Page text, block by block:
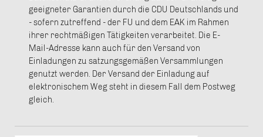
geeigneter Garantien durch die CDU Deutschlands und
- sofern zutreffend - der FU und dem EAK im Rahmen
ihrer rechtmäßigen Tätigkeiten verarbeitet. Die E-
Mail-Adresse kann auch für den Versand von
Einladungen zu satzungsgemäßen Versammlungen
genutzt werden. Der Versand der Einladung auf
elektronischem Weg steht in diesem Fall dem Postweg
gleich.